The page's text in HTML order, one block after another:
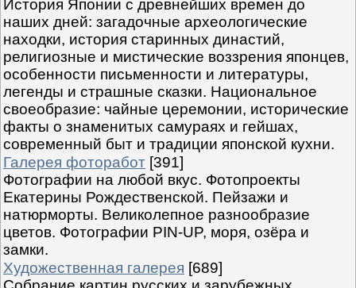
История Японии с древнейших времен до
наших дней: загадочные археологические
находки, история старинных династий,
религиозные и мистические воззрения японцев,
особенности письменности и литературы,
легенды и страшные сказки. Национальное
своеобразие: чайные церемонии, исторические
факты о знаменитых самураях и гейшах,
современный быт и традиции японской кухни.
Галерея фоторабот [391]
Фотографии на любой вкус. Фотопроекты
Екатерины Рождественской. Пейзажи и
натюрморты. Великолепное разнообразие
цветов. Фотографии PIN-UP, моря, озёра и
замки.
Художественная галерея [689]